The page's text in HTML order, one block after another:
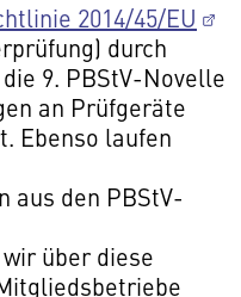
2014/45/EU
durch
9. PBStV-Novelle
an Prüfgeräte
Ebenso laufen
aus den PBStV-
über diese